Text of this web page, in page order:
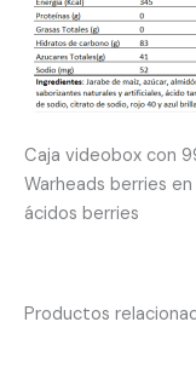
Caja videobox con
Warheads berries
ácidos berries
Productos